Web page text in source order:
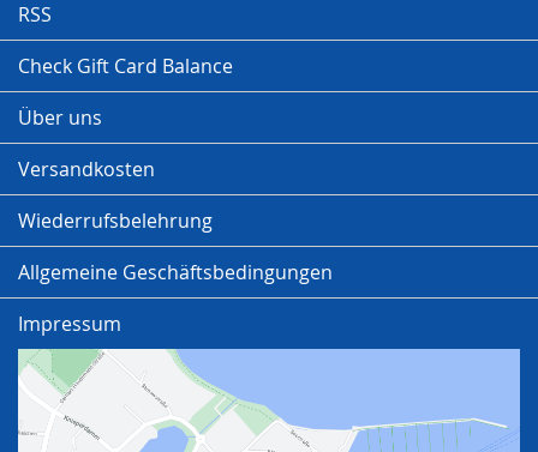
RSS
Check Gift Card Balance
Über uns
Versandkosten
Wiederrufsbelehrung
Allgemeine Geschäftsbedingungen
Impressum